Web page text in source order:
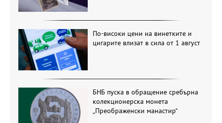
По-високи цени на винетките и
цигарите влизат в сила от 1 август
БНБ пуска в обращение сребърна
колекционерска монета
„Преображенски манастир“